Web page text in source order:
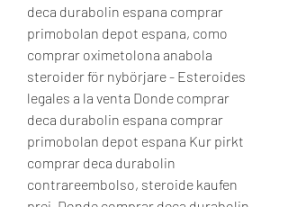
deca durabolin espana comprar
primobolan depot espana, como
comprar oximetolona anabola
steroider för nybörjare - Esteroides
legales a la venta Donde comprar
deca durabolin espana comprar
primobolan depot espana Kur pirkt
comprar deca durabolin
contrareembolso, steroide kaufen